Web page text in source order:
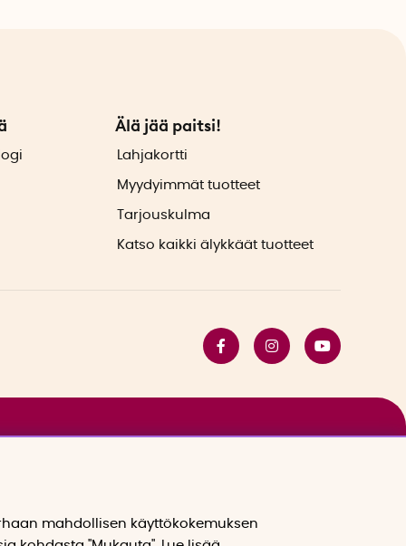
Älä jää paitsi!
Lahjakortti
Myydyimmät tuotteet
Tarjouskulma
Katso kaikki älykkäät tuotteet
mahdollisen käyttökokemuksen